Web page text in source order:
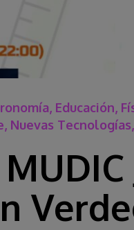
Educación,
Nuevas